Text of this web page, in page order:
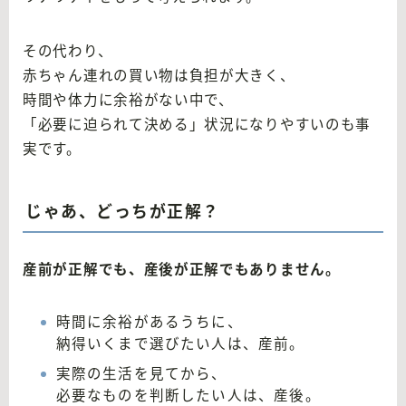
その代わり、
赤ちゃん連れの買い物は負担が大きく、
時間や体力に余裕がない中で、
「必要に迫られて決める」状況になりやすいのも事
実です。
じゃあ、どっちが正解？
産前が正解でも、産後が正解でもありません。
時間に余裕があるうちに、
納得いくまで選びたい人は、産前。
実際の生活を見てから、
必要なものを判断したい人は、産後。